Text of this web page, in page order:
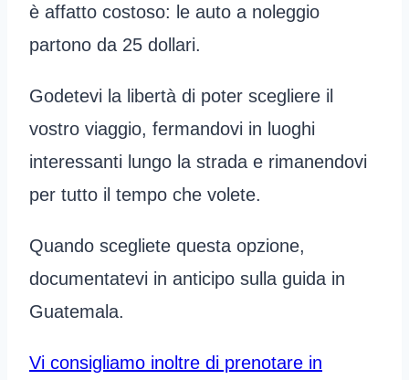
è affatto costoso: le auto a noleggio
partono da 25 dollari.
Godetevi la libertà di poter scegliere il
vostro viaggio, fermandovi in luoghi
interessanti lungo la strada e rimanendovi
per tutto il tempo che volete.
Quando scegliete questa opzione,
documentatevi in anticipo sulla guida in
Guatemala.
Vi consigliamo inoltre di prenotare in